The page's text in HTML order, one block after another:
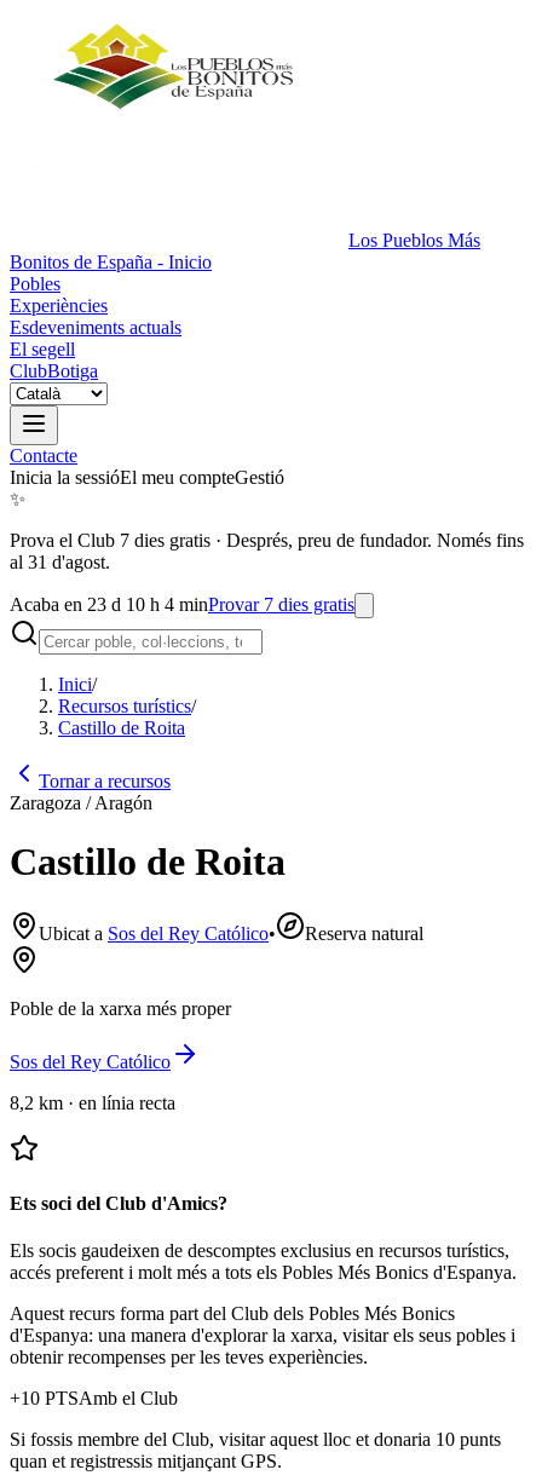
Los Pueblos Más
Bonitos de España - Inicio
Pobles
Experiències
Esdeveniments actuals
El segell
ClubBotiga
Contacte
Inicia la sessióEl meu compteGestió
✨
Prova el Club 7 dies gratis · Després, preu de fundador. Només fins
al 31 d'agost.
Acaba en 23 d 10 h 4 minProvar 7 dies gratis
Inici/
Recursos turístics/
Castillo de Roita
Tornar a recursos
Zaragoza / Aragón
Castillo de Roita
Ubicat a Sos del Rey Católico• Reserva natural
Poble de la xarxa més proper
Sos del Rey Católico
8,2 km · en línia recta
Ets soci del Club d'Amics?
Els socis gaudeixen de descomptes exclusius en recursos turístics,
accés preferent i molt més a tots els Pobles Més Bonics d'Espanya.
Aquest recurs forma part del Club dels Pobles Més Bonics
d'Espanya: una manera d'explorar la xarxa, visitar els seus pobles i
obtenir recompenses per les teves experiències.
+10 PTSAmb el Club
Si fossis membre del Club, visitar aquest lloc et donaria 10 punts
quan et registressis mitjançant GPS.